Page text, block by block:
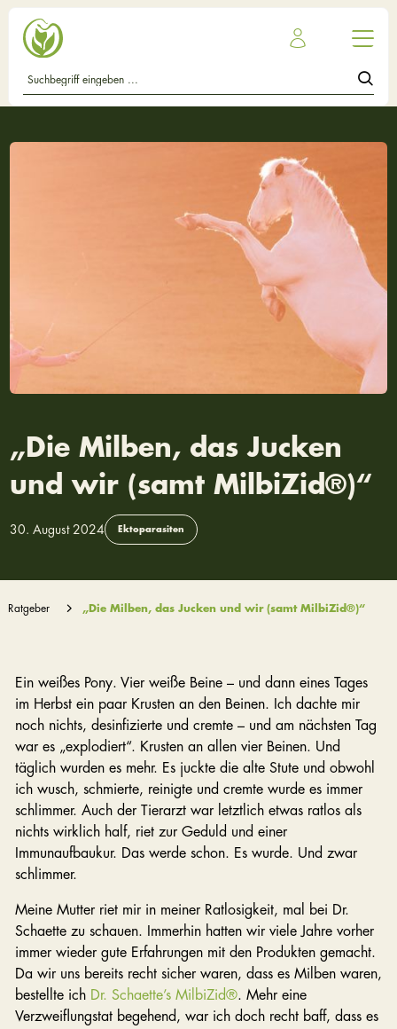
„Die Milben, das Jucken
und wir (samt MilbiZid®)“
30. August 2024 Ektoparasiten
Ratgeber „Die Milben, das Jucken und wir (samt MilbiZid®)“
Ein weißes Pony. Vier weiße Beine – und dann eines Tages
im Herbst ein paar Krusten an den Beinen. Ich dachte mir
noch nichts, desinfizierte und cremte – und am nächsten Tag
war es „explodiert“. Krusten an allen vier Beinen. Und
täglich wurden es mehr. Es juckte die alte Stute und obwohl
ich wusch, schmierte, reinigte und cremte wurde es immer
schlimmer. Auch der Tierarzt war letztlich etwas ratlos als
nichts wirklich half, riet zur Geduld und einer
Immunaufbaukur. Das werde schon. Es wurde. Und zwar
schlimmer.
Meine Mutter riet mir in meiner Ratlosigkeit, mal bei Dr.
Schaette zu schauen. Immerhin hatten wir viele Jahre vorher
immer wieder gute Erfahrungen mit den Produkten gemacht.
Da wir uns bereits recht sicher waren, dass es Milben waren,
bestellte ich Dr. Schaette’s MilbiZid®. Mehr eine
Verzweiflungstat begehend, war ich doch recht baff, dass es